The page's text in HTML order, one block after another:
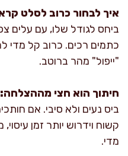
איך לבחור כרוב לסלט
ביחס לגודל שלו, עם עלים
כתמים רכים. כרוב קל מדי
"ייפול" מהר ברוטב.
חיתוך הוא חצי מההצלחה:
קשוח וידרוש יותר זמן
מדי.